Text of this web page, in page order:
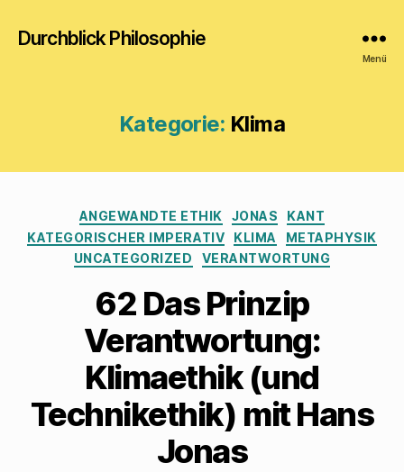
Durchblick Philosophie
Menü
Kategorie: Klima
Kategorien
ANGEWANDTE ETHIK JONAS
KANT
KATEGORISCHER IMPERATIV
KLIMA
METAPHYSIK
UNCATEGORIZED
VERANTWORTUNG
62 Das Prinzip
Verantwortung:
Klimaethik (und
Technikethik) mit Hans
Jonas